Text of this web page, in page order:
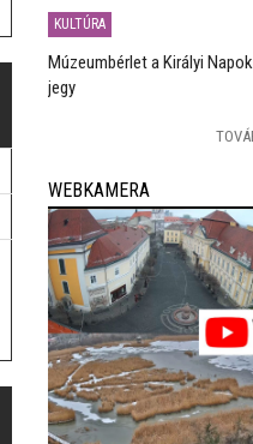
KULTÚRA
Múzeumbérlet a Királyi
jegy
WEBKAMERA